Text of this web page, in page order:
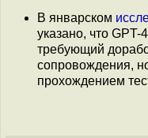
В январском
указано, что
требующий
сопровождения,
прохождением